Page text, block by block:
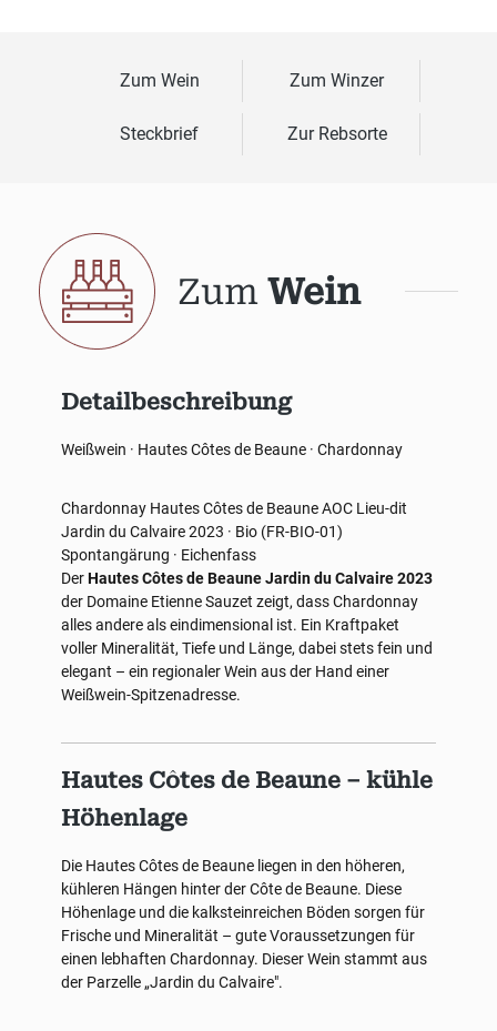
Zum Wein Zum Winzer
Steckbrief Zur Rebsorte
Zum Wein
Detailbeschreibung
Weißwein · Hautes Côtes de Beaune · Chardonnay
Chardonnay Hautes Côtes de Beaune AOC Lieu-dit
Jardin du Calvaire2023 · Bio (FR-BIO-01)
Spontangärung · Eichenfass
DerHautes Côtes de Beaune Jardin du Calvaire 2023
der Domaine Etienne Sauzet zeigt, dass Chardonnay
alles andere als eindimensional ist. Ein Kraftpaket
voller Mineralität, Tiefe und Länge, dabei stets fein und
elegant – ein regionaler Wein aus der Hand einer
Weißwein-Spitzenadresse.
Hautes Côtes de Beaune – kühle
Höhenlage
Die Hautes Côtes de Beaune liegen in den höheren,
kühleren Hängen hinter der Côte de Beaune. Diese
Höhenlage und die kalksteinreichen Böden sorgen für
Frische und Mineralität – gute Voraussetzungen für
einen lebhaften Chardonnay. Dieser Wein stammt aus
der Parzelle „Jardin du Calvaire".